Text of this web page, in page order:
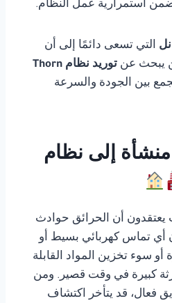
استمرارية عمل النظام.
التي تسعى دائمًا إلى أن
يبحث عن
توريد نظام Thorn
بين الجودة والسرعة
منشأة إلى نظام
أن الحرائق حوادث
أي تماس كهربائي بسيط أو
سوء تخزين المواد القابلة
كبيرة في وقت قصير. ومن
فعال، قد يتأخر اكتشاف